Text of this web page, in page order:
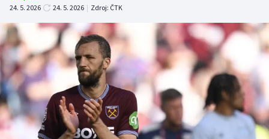
Atletika
Cyklistika
DALŠÍ SPORTY
Americký fotbal
Baseball a softbal
NEPŘEHLÉDNĚTE
Soutěže
24. 5. 2026
24. 5. 2026 | Zdroj: ČTK